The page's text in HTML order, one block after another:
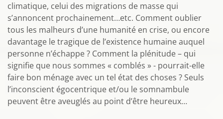
climatique, celui des migrations de masse qui
s’annoncent prochainement…etc. Comment oublier
tous les malheurs d’une humanité en crise, ou encore
davantage le tragique de l’existence humaine auquel
personne n’échappe ? Comment la plénitude – qui
signifie que nous sommes « comblés » - pourrait-elle
faire bon ménage avec un tel état des choses ? Seuls
l’inconscient égocentrique et/ou le somnambule
peuvent être aveuglés au point d’être heureux…